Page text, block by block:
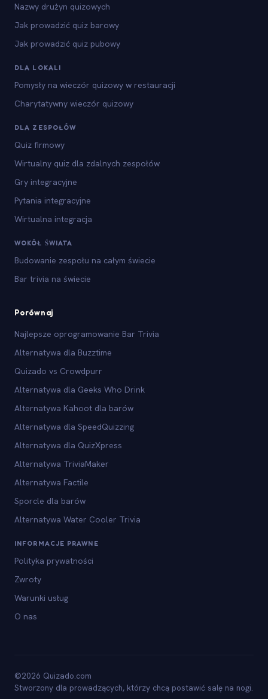
Nazwy drużyn quizowych
Jak prowadzić quiz barowy
Jak prowadzić quiz pubowy
DLA LOKALI
Pomysły na wieczór quizowy w restauracji
Charytatywny wieczór quizowy
DLA ZESPOŁÓW
Quiz firmowy
Wirtualny quiz dla zdalnych zespołów
Gry integracyjne
Pytania integracyjne
Wirtualna integracja
WOKÓŁ ŚWIATA
Budowanie zespołu na całym świecie
Bar trivia na świecie
Porównaj
Najlepsze oprogramowanie Bar Trivia
Alternatywa dla Buzztime
Quizado vs Crowdpurr
Alternatywa dla Geeks Who Drink
Alternatywa Kahoot dla barów
Alternatywa dla SpeedQuizzing
Alternatywa dla QuizXpress
Alternatywa TriviaMaker
Alternatywa Factile
Sporcle dla barów
Alternatywa Water Cooler Trivia
INFORMACJE PRAWNE
Polityka prywatności
Zwroty
Warunki usług
O nas
©2026 Quizado.com
Stworzony dla prowadzących, którzy chcą postawić salę na nogi.